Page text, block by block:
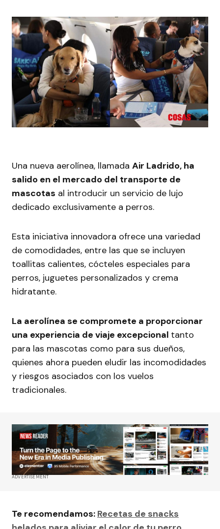
Una nueva aerolínea, llamada Air Ladrido, ha
salido en el mercado del transporte de
mascotas al introducir un servicio de lujo
dedicado exclusivamente a perros.
Esta iniciativa innovadora ofrece una variedad
de comodidades, entre las que se incluyen
toallitas calientes, cócteles especiales para
perros, juguetes personalizados y crema
hidratante.
La aerolínea se compromete a proporcionar
una experiencia de viaje excepcional tanto
para las mascotas como para sus dueños,
quienes ahora pueden eludir las incomodidades
y riesgos asociados con los vuelos
tradicionales.
ADVERTISEMENT
Te recomendamos: Recetas de snacks